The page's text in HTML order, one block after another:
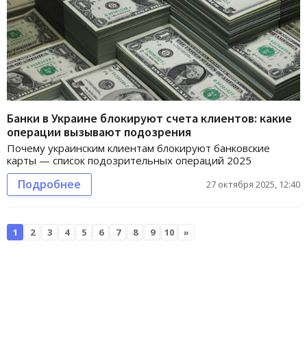
Банки в Украине блокируют счета клиентов: какие
операции вызывают подозрения
Почему украинским клиентам блокируют банковские
карты — список подозрительных операций 2025
Подробнее 27 октября 2025, 12:40
1 2 3 4 5 6 7 8 9 10 »